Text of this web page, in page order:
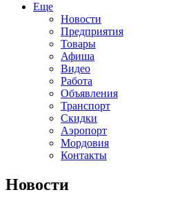
Еще
Новости
Предприятия
Товары
Афиша
Видео
Работа
Объявления
Транспорт
Скидки
Аэропорт
Мордовия
Контакты
Новости